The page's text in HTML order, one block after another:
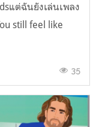
แต่ฉันยังเล่นเพลง
still feel like
35